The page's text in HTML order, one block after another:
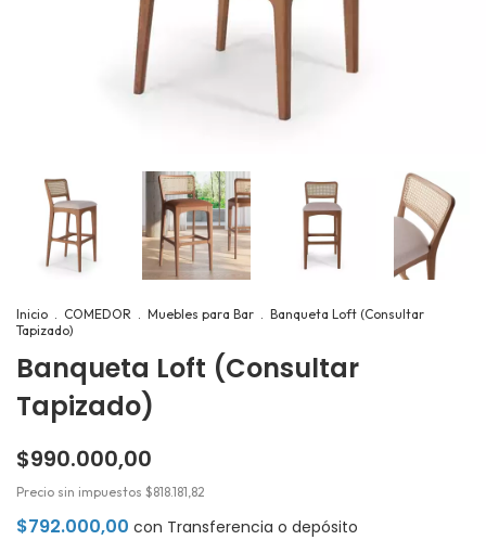
Inicio . COMEDOR . Muebles para Bar . Banqueta Loft (Consultar
Tapizado)
Banqueta Loft (Consultar
Tapizado)
$990.000,00
Precio sin impuestos $818.181,82
$792.000,00 con Transferencia o depósito